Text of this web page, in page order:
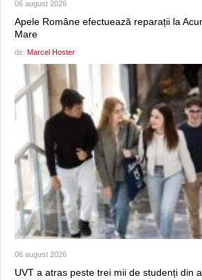
06 august 2026
Apele Române efectuează reparații la
Mare
de: Marcel Hoster
06 august 2026
UVT a atras peste trei mii de studenți din